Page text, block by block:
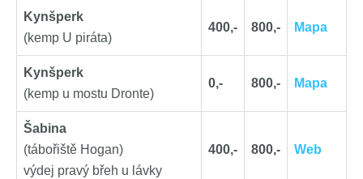
Kynšperk
(kemp U piráta)
400,- 800,- Mapa
Kynšperk
(kemp u mostu Dronte)
0,- 800,- Mapa
Šabina
(tábořiště Hogan)
výdej pravý břeh u lávky
400,- 800,- Web